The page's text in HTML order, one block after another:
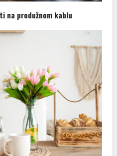
na produžnom kablu